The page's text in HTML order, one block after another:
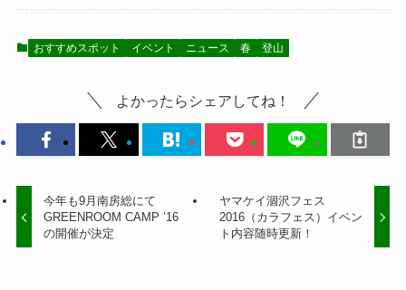
おすすめスポット イベント ニュース 春 登山
よかったらシェアしてね！
今年も9月南房総にて
GREENROOM CAMP ’16
の開催が決定
ヤマケイ涸沢フェス
2016（カラフェス）イベン
ト内容随時更新！